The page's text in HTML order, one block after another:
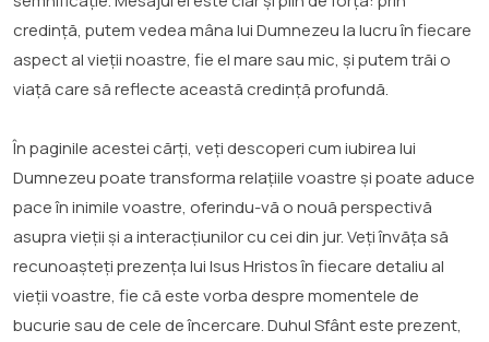
credință, putem vedea mâna lui Dumnezeu la lucru în fiecare
aspect al vieții noastre, fie el mare sau mic, și putem trăi o
viață care să reflecte această credință profundă.
În paginile acestei cărți, veți descoperi cum iubirea lui
Dumnezeu poate transforma relațiile voastre și poate aduce
pace în inimile voastre, oferindu-vă o nouă perspectivă
asupra vieții și a interacțiunilor cu cei din jur. Veți învăța să
recunoașteți prezența lui Isus Hristos în fiecare detaliu al
vieții voastre, fie că este vorba despre momentele de
bucurie sau de cele de încercare. Duhul Sfânt este prezent,